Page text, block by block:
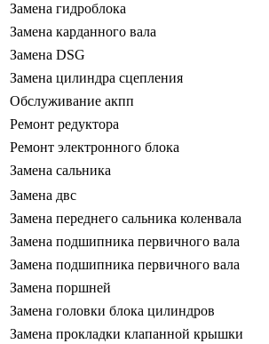
Замена гидроблока
Замена карданного вала
Замена DSG
Замена цилиндра сцепления
Обслуживание акпп
Ремонт редуктора
Ремонт электронного блока
Замена сальника
Замена двс
Замена переднего сальника коленвала
Замена подшипника первичного вала
Замена подшипника первичного вала
Замена поршней
Замена головки блока цилиндров
Замена прокладки клапанной крышки